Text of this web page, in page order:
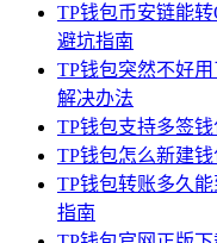
TP钱包币安链能
避坑指南
TP钱包突然不好
解决办法
TP钱包支持多签
TP钱包怎么新建
TP钱包转账多久
指南